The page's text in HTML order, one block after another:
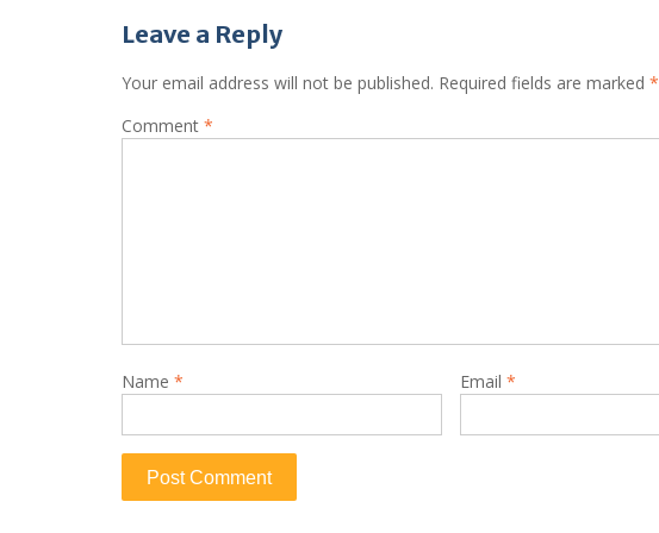
Leave a Reply
Your email address will not be published. Required fields are marked *
Comment *
Name * Email *